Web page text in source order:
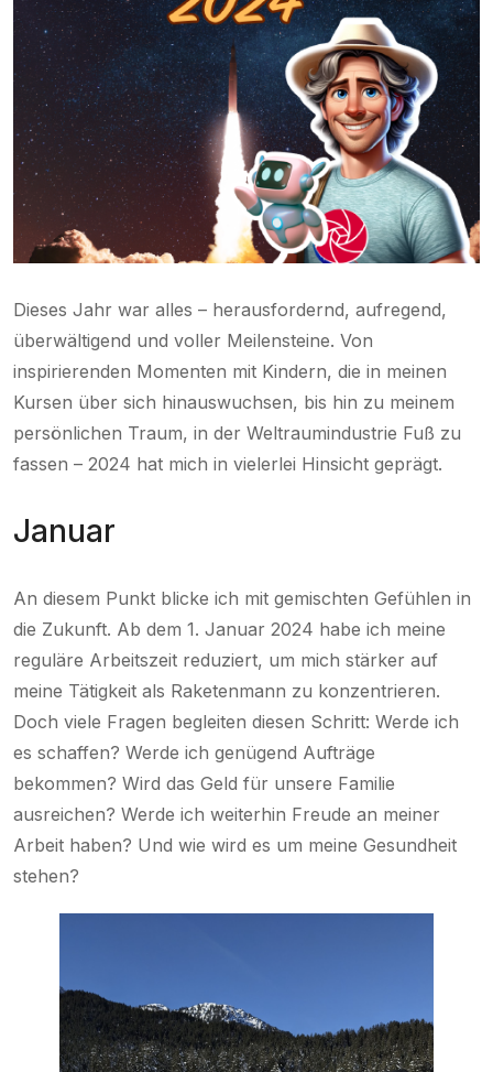
Dieses Jahr war alles – herausfordernd, aufregend,
überwältigend und voller Meilensteine. Von
inspirierenden Momenten mit Kindern, die in meinen
Kursen über sich hinauswuchsen, bis hin zu meinem
persönlichen Traum, in der Weltraumindustrie Fuß zu
fassen – 2024 hat mich in vielerlei Hinsicht geprägt.
Januar
An diesem Punkt blicke ich mit gemischten Gefühlen in
die Zukunft. Ab dem 1. Januar 2024 habe ich meine
reguläre Arbeitszeit reduziert, um mich stärker auf
meine Tätigkeit als Raketenmann zu konzentrieren.
Doch viele Fragen begleiten diesen Schritt: Werde ich
es schaffen? Werde ich genügend Aufträge
bekommen? Wird das Geld für unsere Familie
ausreichen? Werde ich weiterhin Freude an meiner
Arbeit haben? Und wie wird es um meine Gesundheit
stehen?